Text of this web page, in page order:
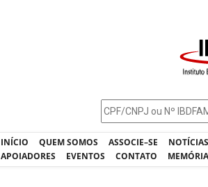
INÍCIO QUEM SOMOS ASSOCIE–SE
APOIADORES
EVENTOS CONTATO